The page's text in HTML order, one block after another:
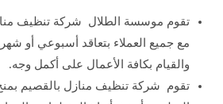
تقوم موسسة الطلال شركة تنظيف
مع جميع العملاء بتعاقد أسبوعي أو
والقيام بكافة الأعمال على أكمل وجه.
تقوم شركة تنظيف منازل بالقصيم